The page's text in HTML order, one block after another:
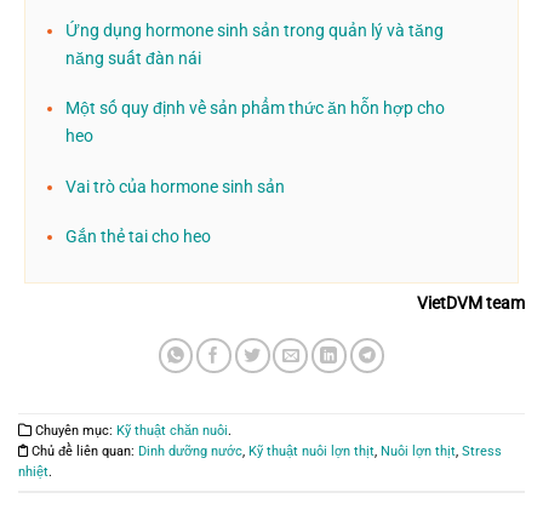
Ứng dụng hormone sinh sản trong quản lý và tăng
năng suất đàn nái
Một số quy định về sản phẩm thức ăn hỗn hợp cho
heo
Vai trò của hormone sinh sản
Gắn thẻ tai cho heo
VietDVM team
Chuyên mục: Kỹ thuật chăn nuôi.
Chủ đề liên quan: Dinh dưỡng nước, Kỹ thuật nuôi lợn thịt, Nuôi lợn thịt, Stress
nhiệt.